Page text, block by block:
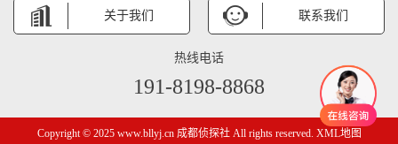
关于我们 联系我们
热线电话
191-8198-8868
Copyright © 2025 www.bllyj.cn 成都侦探社 All rights reserved. XML地图